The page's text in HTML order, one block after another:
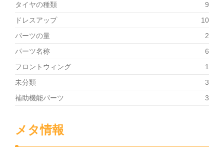
タイヤの種類
9
ドレスアップ
10
パーツの量
2
パーツ名称
6
フロントウィング
1
未分類
3
補助機能パーツ
3
メタ情報